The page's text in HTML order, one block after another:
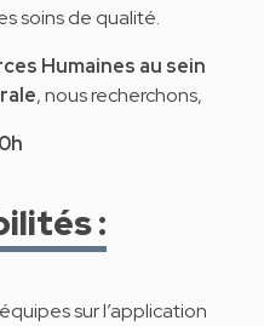
soins de qualité.
Humaines au sein
, nous recherchons,
:
sur l’application